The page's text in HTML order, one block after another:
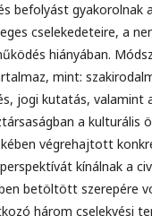
befolyást gyakorolnak
cselekedeteire, a
hiányában.
mint:
jogi kutatás, valamint
a kulturális
végrehajtott
kínálnak a
betöltött szerepére
három cselekvési